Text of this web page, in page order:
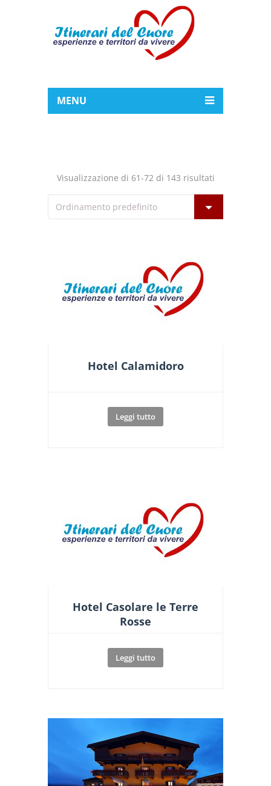
MENU
Visualizzazione di 61-72 di 143 risultati
Hotel Calamidoro
Leggi tutto
Hotel Casolare le Terre
Rosse
Leggi tutto